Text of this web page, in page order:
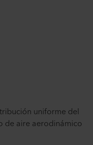
uniforme del
de aire aerodinámico